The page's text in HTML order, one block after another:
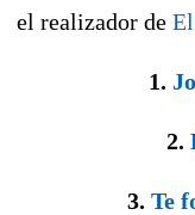
el realizador de
1.
2.
3. Te